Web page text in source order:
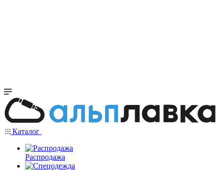
Каталог
Распродажа